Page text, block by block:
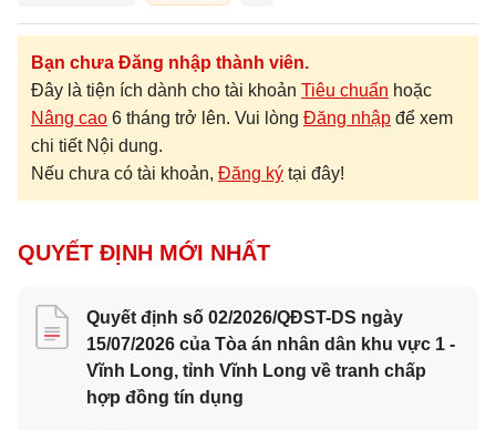
Bạn chưa Đăng nhập thành viên.
Đây là tiện ích dành cho tài khoản Tiêu chuẩn hoặc
Nâng cao 6 tháng trở lên. Vui lòng Đăng nhập để xem
chi tiết Nội dung.
Nếu chưa có tài khoản, Đăng ký tại đây!
QUYẾT ĐỊNH MỚI NHẤT
Quyết định số 02/2026/QĐST-DS ngày
15/07/2026 của Tòa án nhân dân khu vực 1 -
Vĩnh Long, tỉnh Vĩnh Long về tranh chấp
hợp đồng tín dụng